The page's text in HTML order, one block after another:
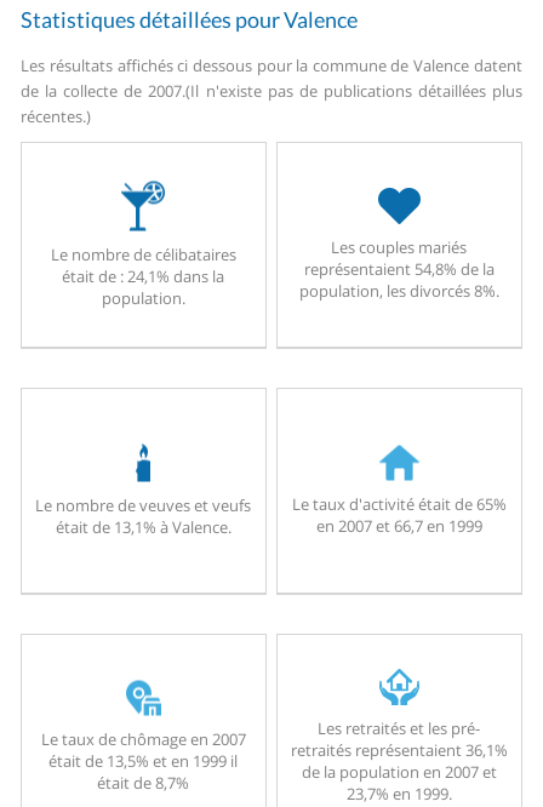
Statistiques détaillées pour Valence
Les résultats affichés ci dessous pour la commune de Valence datent
de la collecte de 2007.(Il n'existe pas de publications détaillées plus
récentes.)
Le nombre de célibataires
était de : 24,1% dans la
population.
Les couples mariés
représentaient 54,8% de la
population, les divorcés 8%.
Le nombre de veuves et veufs
était de 13,1% à Valence.
Le taux d'activité était de 65%
en 2007 et 66,7 en 1999
Le taux de chômage en 2007
était de 13,5% et en 1999 il
était de 8,7%
Les retraités et les pré-
retraités représentaient 36,1%
de la population en 2007 et
23,7% en 1999.